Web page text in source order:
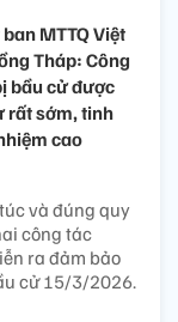
MTTQ Việt
Tháp: Công
bầu cử được
rất sớm, tinh
cao
và đúng quy
công tác
ra đảm bảo
cử 15/3/2026.